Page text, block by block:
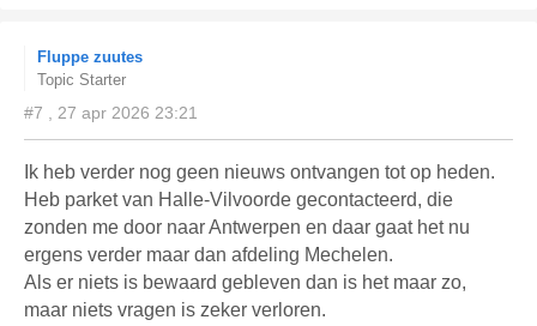
Fluppe zuutes
Topic Starter
#7 , 27 apr 2026 23:21
Ik heb verder nog geen nieuws ontvangen tot op heden.
Heb parket van Halle-Vilvoorde gecontacteerd, die
zonden me door naar Antwerpen en daar gaat het nu
ergens verder maar dan afdeling Mechelen.
Als er niets is bewaard gebleven dan is het maar zo,
maar niets vragen is zeker verloren.